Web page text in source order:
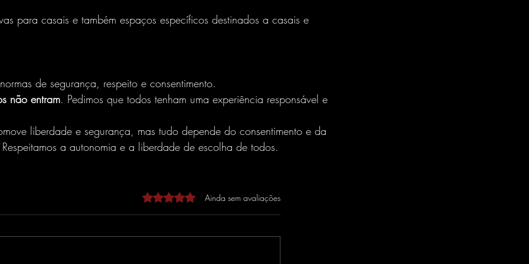
para casais e também espaços específicos destinados a casais e
de segurança, respeito e consentimento.
não entram. Pedimos que todos tenham uma experiência responsável e
liberdade e segurança, mas tudo depende do consentimento e da
a autonomia e a liberdade de escolha de todos.
Avaliado com 0 de 5 estrelas.
Ainda sem avaliações